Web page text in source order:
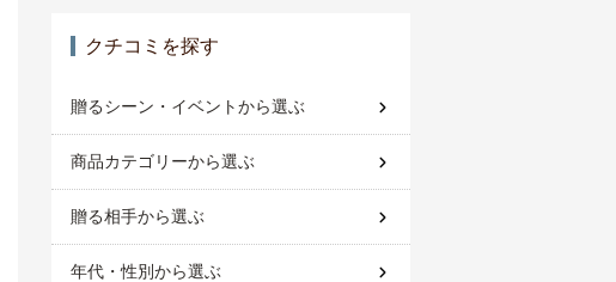
クチコミを探す
贈るシーン・イベントから選ぶ
商品カテゴリーから選ぶ
贈る相手から選ぶ
年代・性別から選ぶ